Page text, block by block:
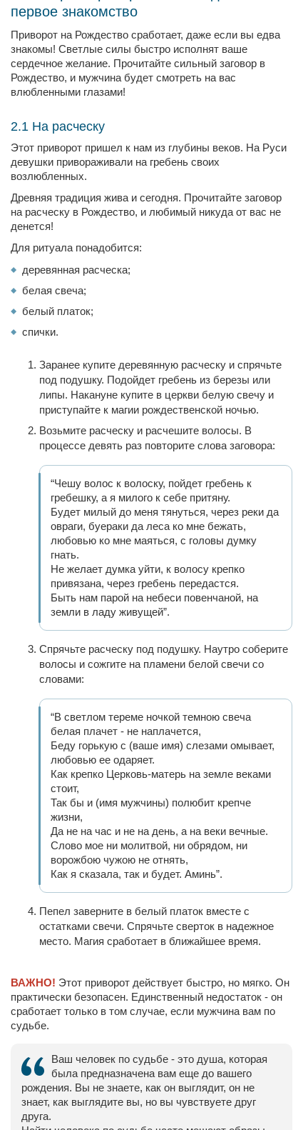
первое знакомство
Приворот на Рождество сработает, даже если вы едва
знакомы! Светлые силы быстро исполнят ваше
сердечное желание. Прочитайте сильный заговор в
Рождество, и мужчина будет смотреть на вас
влюбленными глазами!
2.1 На расческу
Этот приворот пришел к нам из глубины веков. На Руси
девушки привораживали на гребень своих
возлюбленных.
Древняя традиция жива и сегодня. Прочитайте заговор
на расческу в Рождество, и любимый никуда от вас не
денется!
Для ритуала понадобится:
деревянная расческа;
белая свеча;
белый платок;
спички.
Заранее купите деревянную расческу и спрячьте
под подушку. Подойдет гребень из березы или
липы. Накануне купите в церкви белую свечу и
приступайте к магии рождественской ночью.
Возьмите расческу и расчешите волосы. В
процессе девять раз повторите слова заговора:
“Чешу волос к волоску, пойдет гребень к
гребешку, а я милого к себе притяну.
Будет милый до меня тянуться, через реки да
овраги, буераки да леса ко мне бежать,
любовью ко мне маяться, с головы думку
гнать.
Не желает думка уйти, к волосу крепко
привязана, через гребень передастся.
Быть нам парой на небеси повенчаной, на
земли в ладу живущей”.
Спрячьте расческу под подушку. Наутро соберите
волосы и сожгите на пламени белой свечи со
словами:
“В светлом тереме ночкой темною свеча
белая плачет - не наплачется,
Беду горькую с (ваше имя) слезами омывает,
любовью ее одаряет.
Как крепко Церковь-матерь на земле веками
стоит,
Так бы и (имя мужчины) полюбит крепче
жизни,
Да не на час и не на день, а на веки вечные.
Слово мое ни молитвой, ни обрядом, ни
ворожбою чужою не отнять,
Как я сказала, так и будет. Аминь”.
Пепел заверните в белый платок вместе с
остатками свечи. Спрячьте сверток в надежное
место. Магия сработает в ближайшее время.
ВАЖНО! Этот приворот действует быстро, но мягко. Он
практически безопасен. Единственный недостаток - он
сработает только в том случае, если мужчина вам по
судьбе.
Ваш человек по судьбе - это душа, которая
была предназначена вам еще до вашего
рождения. Вы не знаете, как он выглядит, он не
знает, как выглядите вы, но вы чувствуете друг
друга.